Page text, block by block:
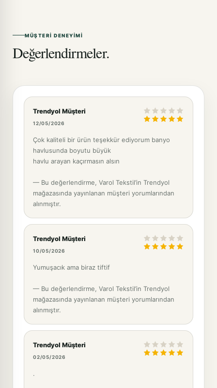
MÜŞTERI DENEYIMI
Değerlendirmeler.
Trendyol Müşteri
12/05/2026
Çok kaliteli bir ürün teşekkür ediyorum banyo
havlusunda boyutu büyük
havlu arayan kaçırmasın alsın
— Bu değerlendirme, Varol Tekstil’in Trendyol
mağazasında yayınlanan müşteri yorumlarından
alınmıştır.
Trendyol Müşteri
10/05/2026
Yumuşacık ama biraz tiftif
— Bu değerlendirme, Varol Tekstil’in Trendyol
mağazasında yayınlanan müşteri yorumlarından
alınmıştır.
Trendyol Müşteri
02/05/2026
.